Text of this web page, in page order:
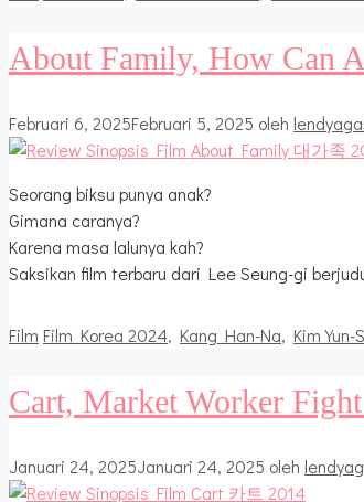
About Family, How Can
Februari 6, 2025Februari 5, 2025 oleh
Seorang biksu punya anak?
Gimana caranya?
Karena masa lalunya kah?
Saksikan film terbaru dari Lee Seung-gi
Kategori
Film Tag
Film Korea 2024, Kang Han-Na, Kim Yun-
Cart, Market Worker
Januari 24, 2025Januari 24, 2025 oleh